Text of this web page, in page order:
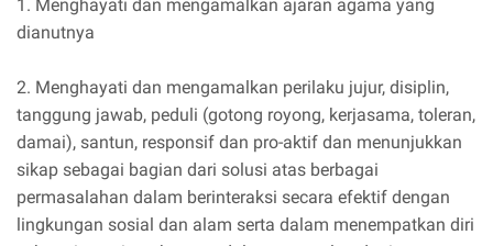
1. Menghayati dan mengamalkan ajaran agama yang
dianutnya
2. Menghayati dan mengamalkan perilaku jujur, disiplin,
tanggung jawab, peduli (gotong royong, kerjasama, toleran,
damai), santun, responsif dan pro-aktif dan menunjukkan
sikap sebagai bagian dari solusi atas berbagai
permasalahan dalam berinteraksi secara efektif dengan
lingkungan sosial dan alam serta dalam menempatkan diri